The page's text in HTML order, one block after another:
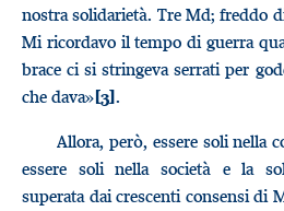
nostra solidarietà. Tre Md; freddo
Mi ricordavo il tempo di guerra
brace ci si stringeva serrati per
che dava»[3].
Allora, però, essere soli nella
essere soli nella società e la
superata dai crescenti consensi di